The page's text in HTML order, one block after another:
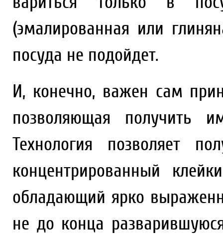
(эмалированная или
посуда не подойдет.
И, конечно, важен сам
позволяющая получить
Технология позволяет
концентрированный
обладающий ярко
не до конца